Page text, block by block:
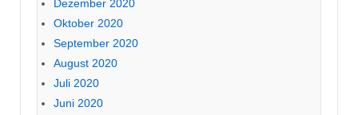
Dezember 2020
Oktober 2020
September 2020
August 2020
Juli 2020
Juni 2020